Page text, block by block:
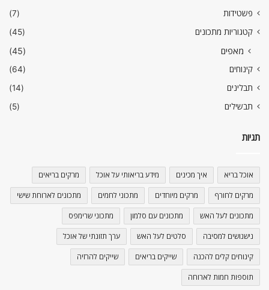
פשטידות
(7)
קטגוריות מתכונים
(45)
מאפים (45)
קינוחים
(64)
תבלינים
(14)
תבשילים
(5)
תגיות
אוכל בריא איך מכינים מידע בריאותי על אוכל מרקים בריאים
מרקים לחורף מרקים מיוחדים מתכוני לחמים מתכונים לארוחת שישי
מתכונים לעל האש מתכונים עם סלמון מתכוני שרימפס
נישנושים למסיבה סלטים לעל האש ערך תזונתי של אוכל
קינוחים קלים להכנה שייקים בריאים שייקים להרזיה
תוספות חמות לארוחה